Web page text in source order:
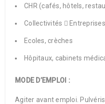
CHR (cafés, hôtels,
Collectivités 
Ecoles, crèches
Hôpitaux, cabinets
MODE D’EMPLOI :
Agiter avant emploi.